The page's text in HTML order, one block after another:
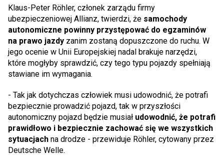
Klaus-Peter Röhler, członek zarządu firmy
ubezpieczeniowej Allianz, twierdzi, że samochody
autonomiczne powinny przystępować do egzaminów
na prawo jazdy zanim zostaną dopuszczone do ruchu. W
jego ocenie w Unii Europejskiej nadal brakuje narzędzi,
które mogłyby sprawdzić, czy tego typu pojazdy spełniają
stawiane im wymagania.
- Tak jak dotychczas człowiek musi udowodnić, że potrafi
bezpiecznie prowadzić pojazd, tak w przyszłości
autonomiczny pojazd będzie musiał udowodnić, że potrafi
prawidłowo i bezpiecznie zachować się we wszystkich
sytuacjach na drodze - przewiduje Röhler, cytowany przez
Deutsche Welle.